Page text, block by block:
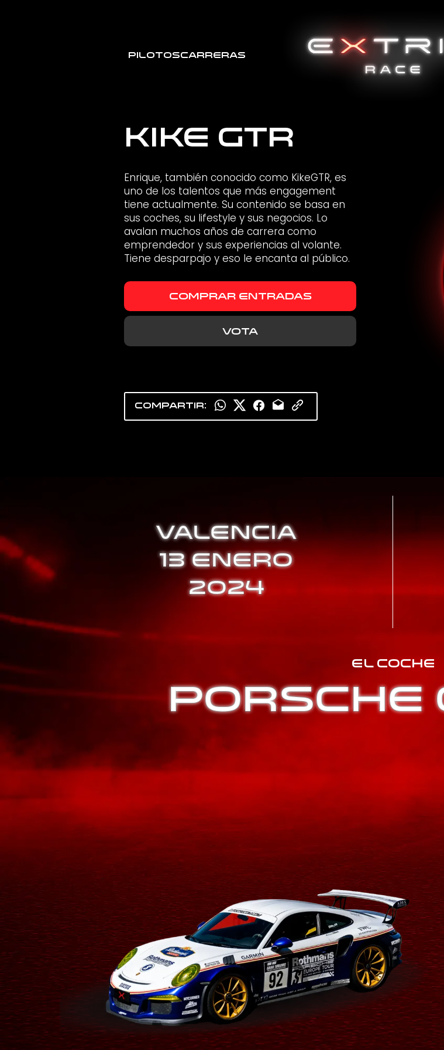
PilotosCarreras
Kike GTR
Enrique, también conocido como KikeGTR, es
uno de los talentos que más engagement
tiene actualmente. Su contenido se basa en
sus coches, su lifestyle y sus negocios. Lo
avalan muchos años de carrera como
emprendedor y sus experiencias al volante.
Tiene desparpajo y eso le encanta al público.
COMPRAR ENTRADAS
VOTA
COMPARTIR:
VALENCIA
13 ENERO
2024
EL COCHE
PORSCHE